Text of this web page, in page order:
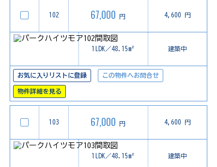
102 67,000 円 4,600 円
1LDK／48.15m² 建築中
お気に入りリストに登録 この物件へお問合せ
物件詳細を見る
103 67,000 円 4,600 円
1LDK／48.15m² 建築中